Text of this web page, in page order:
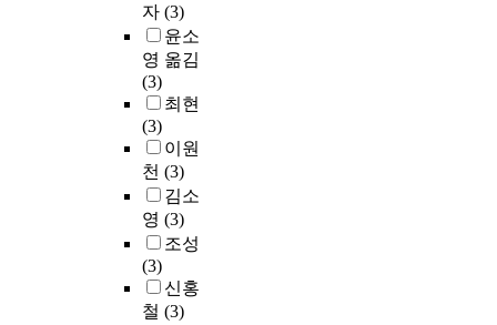
자 (3)
윤소
영 옮김
(3)
최현
(3)
이원
천 (3)
김소
영 (3)
조성
(3)
신홍
철 (3)